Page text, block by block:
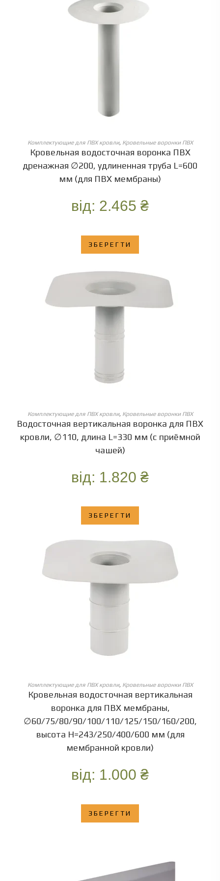
ОБЕРІТЬ ОПЦІЇ
Комплектующие для ПВХ кровли, Кровельные воронки ПВХ
Кровельная водосточная воронка ПВХ
дренажная ∅200, удлиненная труба L=600
мм (для ПВХ мембраны)
від: 2.465 ₴
ЗБЕРЕГТИ
ОБЕРІТЬ ОПЦІЇ
Комплектующие для ПВХ кровли, Кровельные воронки ПВХ
Водосточная вертикальная воронка для ПВХ
кровли, ∅110, длина L=330 мм (с приёмной
чашей)
від: 1.820 ₴
ЗБЕРЕГТИ
ОБЕРІТЬ ОПЦІЇ
Комплектующие для ПВХ кровли, Кровельные воронки ПВХ
Кровельная водосточная вертикальная
воронка для ПВХ мембраны,
∅60/75/80/90/100/110/125/150/160/200,
высота Н=243/250/400/600 мм (для
мембранной кровли)
від: 1.000 ₴
ЗБЕРЕГТИ